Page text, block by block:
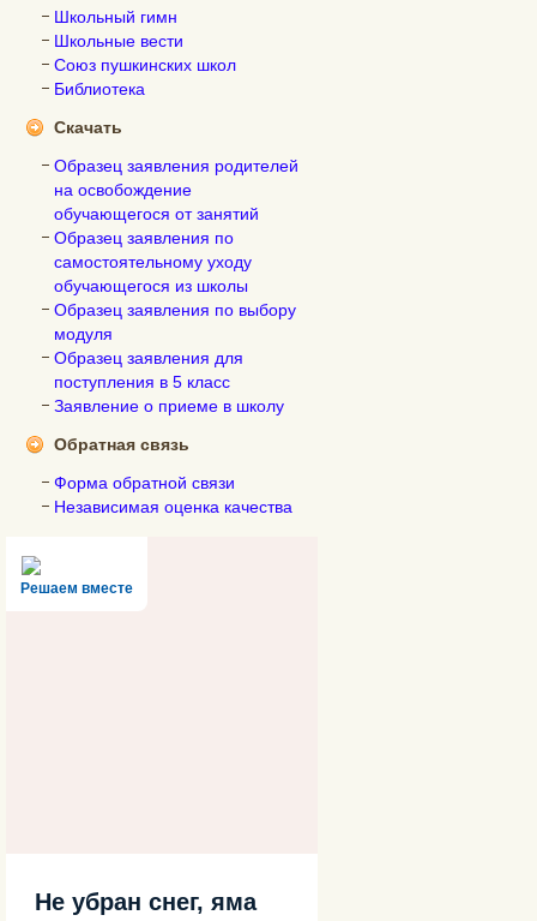
Школьный гимн
Школьные вести
Союз пушкинских школ
Библиотека
Скачать
Образец заявления родителей
на освобождение
обучающегося от занятий
Образец заявления по
самостоятельному уходу
обучающегося из школы
Образец заявления по выбору
модуля
Образец заявления для
поступления в 5 класс
Заявление о приеме в школу
Обратная связь
Форма обратной связи
Независимая оценка качества
Решаем вместе
Не убран снег, яма